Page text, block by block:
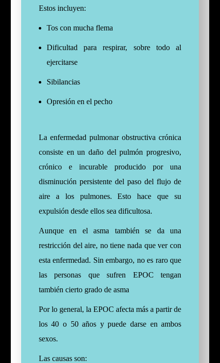
Estos incluyen:
Tos con mucha flema
Dificultad para respirar, sobre todo al
ejercitarse
Sibilancias
Opresión en el pecho
La enfermedad pulmonar obstructiva crónica
consiste en un daño del pulmón progresivo,
crónico e incurable producido por una
disminución persistente del paso del flujo de
aire a los pulmones. Esto hace que su
expulsión desde ellos sea dificultosa.
Aunque en el asma también se da una
restricción del aire, no tiene nada que ver con
esta enfermedad. Sin embargo, no es raro que
las personas que sufren EPOC tengan
también cierto grado de asma
Por lo general, la EPOC afecta más a partir de
los 40 o 50 años y puede darse en ambos
sexos.
Las causas son: